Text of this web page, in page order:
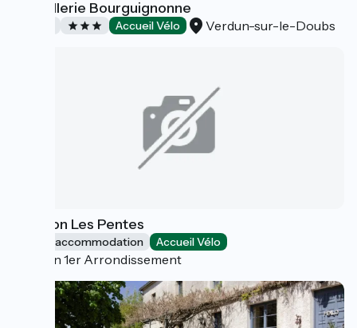
Hostellerie Bourguignonne
Accueil Vélo Verdun-sur-le-Doubs
Slo Lyon Les Pentes
Group accommodation Accueil Vélo
Lyon 1er Arrondissement